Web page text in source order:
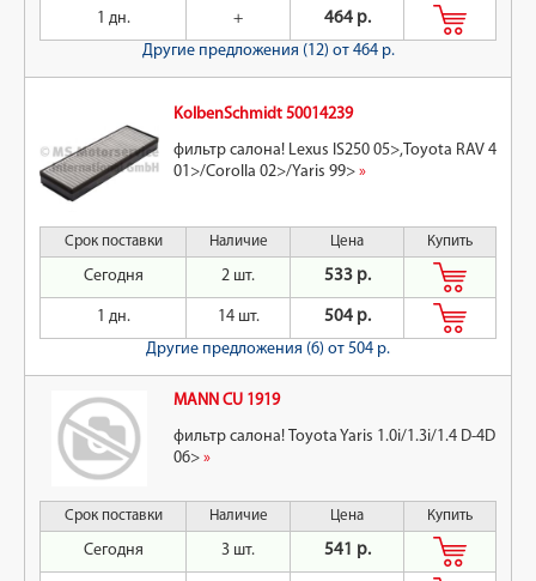
1 дн. +
464 р.
Другие предложения (12) от 464 р.
KolbenSchmidt 50014239
фильтр салона! Lexus IS250 05>,Toyota RAV 4
01>/Corolla 02>/Yaris 99> »
Срок поставки Наличие Цена Купить
Сегодня 2 шт. 533 р.
1 дн. 14 шт.
504 р.
Другие предложения (6) от 504 р.
MANN CU 1919
фильтр салона! Toyota Yaris 1.0i/1.3i/1.4 D-4D
06> »
Срок поставки Наличие Цена Купить
Сегодня 3 шт. 541 р.